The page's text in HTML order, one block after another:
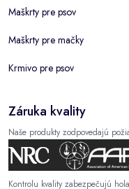
Maškrty pre psov
Maškrty pre mačky
Krmivo pre psov
Záruka kvality
Naše produkty zodpovedajú
Kontrolu kvality zabezpečujú